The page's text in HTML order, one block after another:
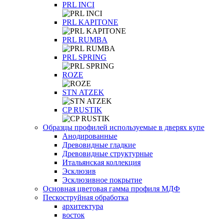
PRL INCI
PRL KAPITONE
PRL RUMBA
PRL SPRING
ROZE
STN ATZEK
СP RUSTIK
Образцы профилей используемые в дверях купе
Анодированные
Древовидные гладкие
Древовидные структурные
Итальянская коллекция
Эсклюзив
Эсклюзивное покрытие
Основная цветовая гамма профиля МДФ
Пескоструйная обработка
архитектура
восток